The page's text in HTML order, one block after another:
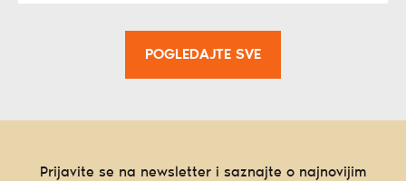
POGLEDAJTE SVE
Prijavite se na newsletter i saznajte o najnovijim